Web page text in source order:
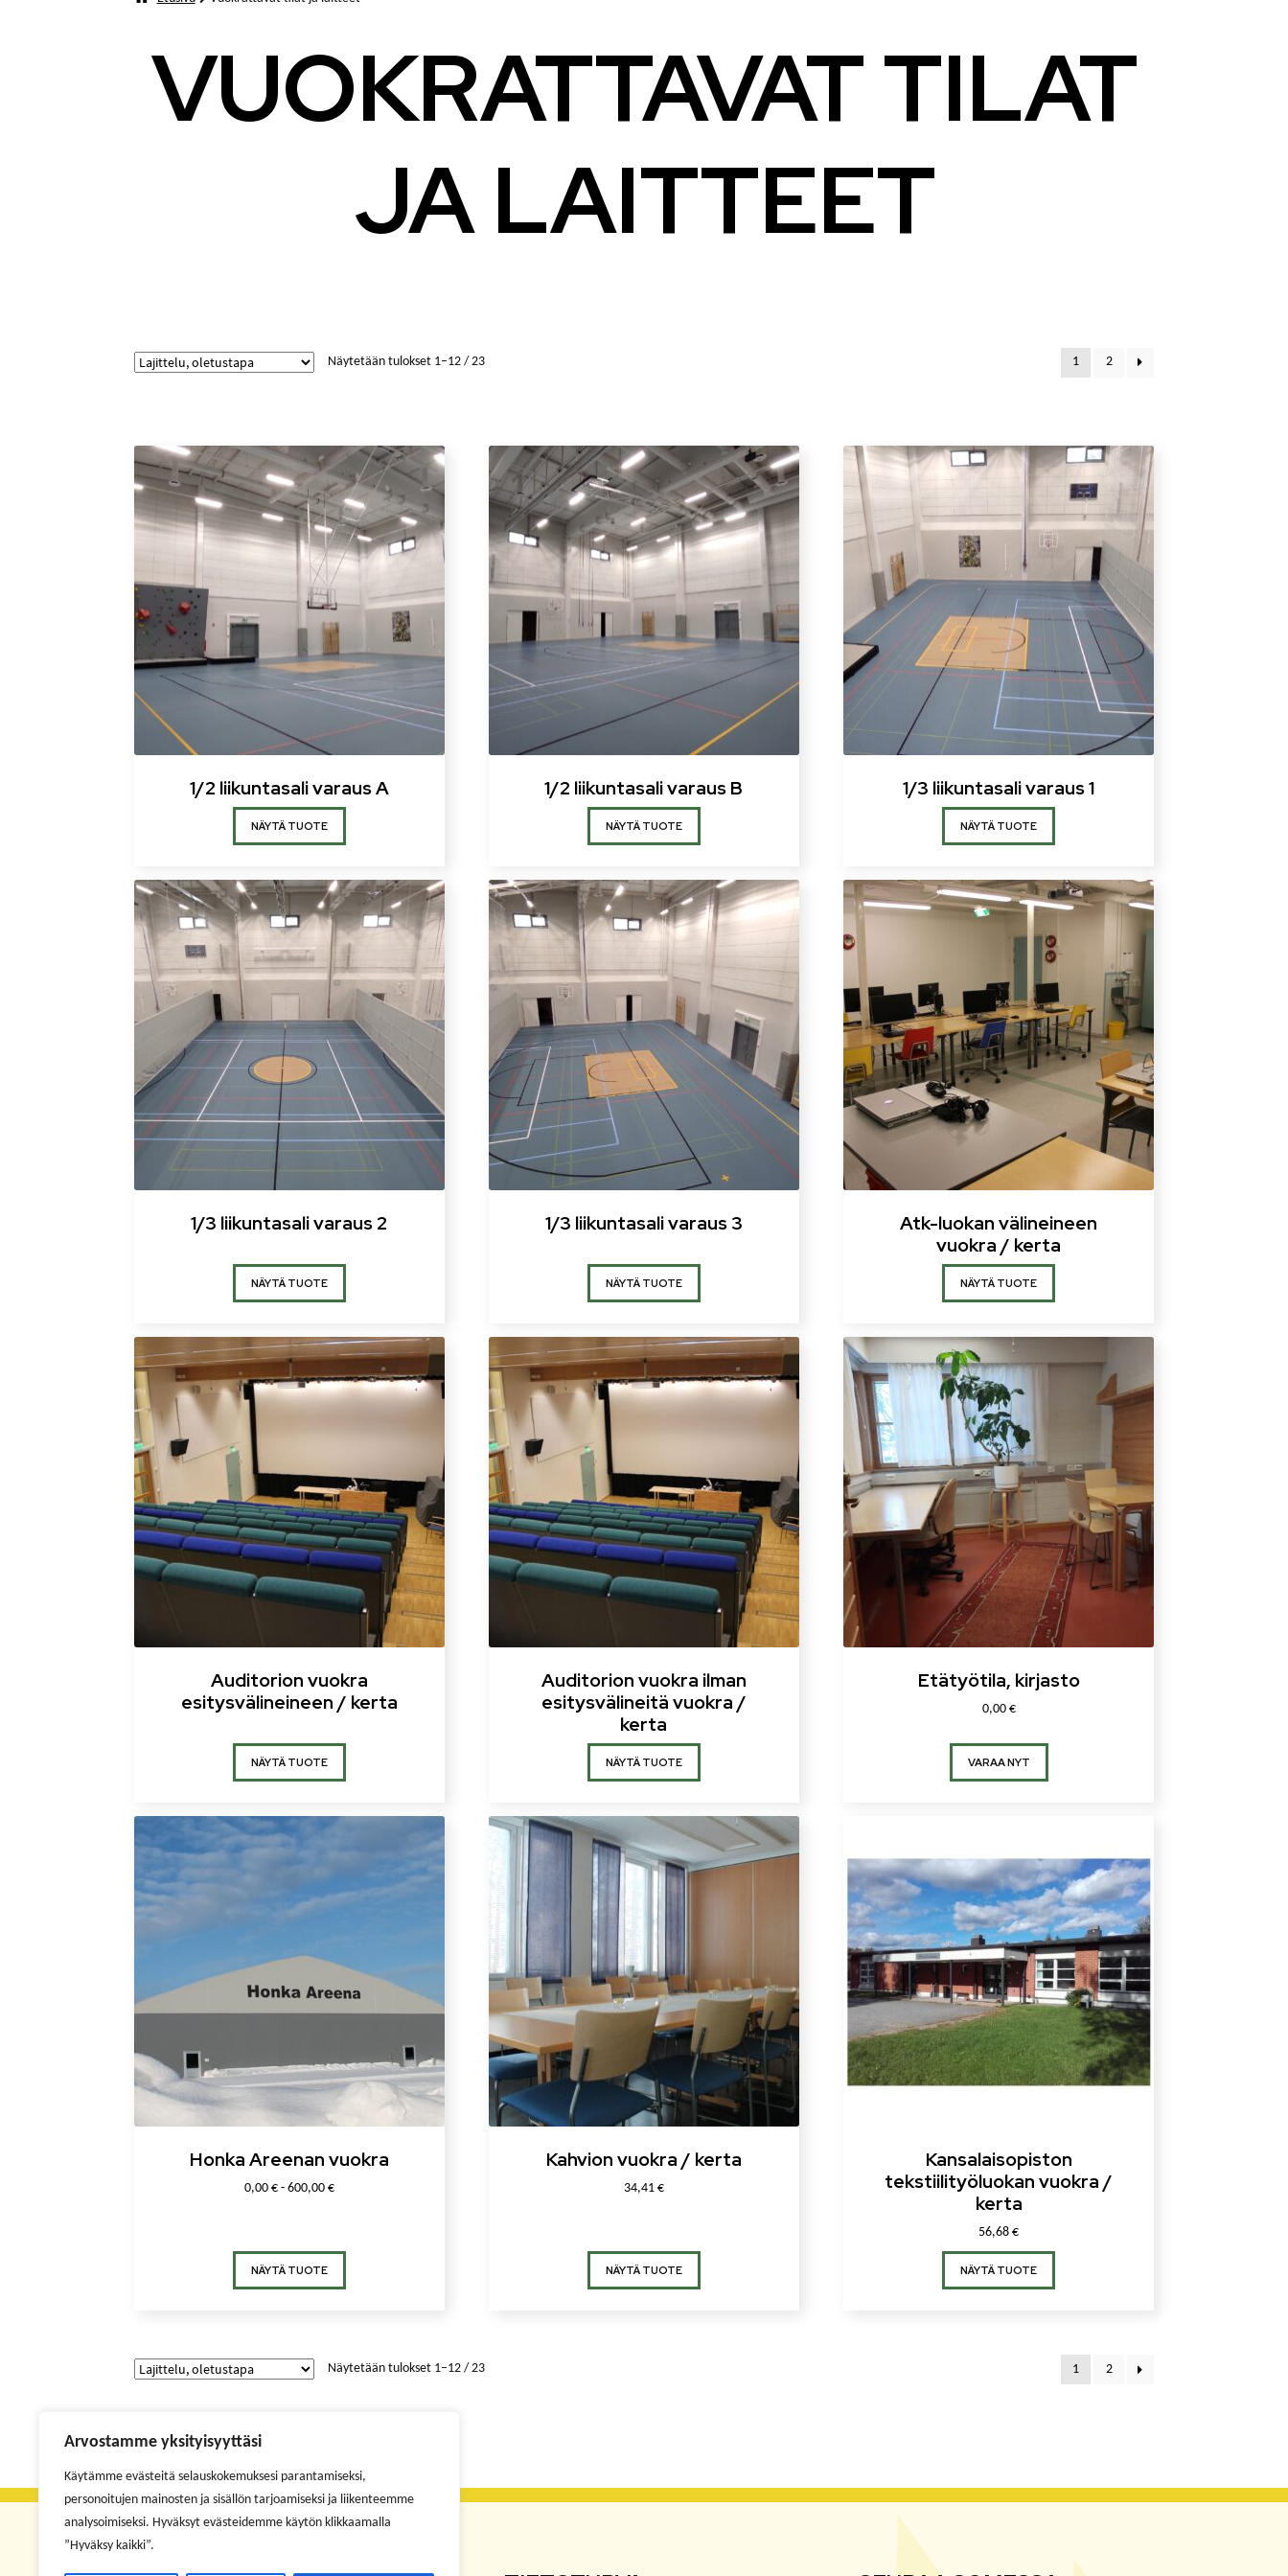
Arvostamme yksityisyyttäsi
Käytämme evästeitä selauskokemuksesi parantamiseksi,
personoitujen mainosten ja sisällön tarjoamiseksi ja liikenteemme
analysoimiseksi. Hyväksyt evästeidemme käytön klikkaamalla
”Hyväksy kaikki”.
VUOKRATTAVAT TILAT
JA LAITTEET
Näytetään tulokset 1–12 / 23 1 2
1/2 liikuntasali varaus A
NÄYTÄ TUOTE
1/2 liikuntasali varaus B
NÄYTÄ TUOTE
1/3 liikuntasali varaus 1
NÄYTÄ TUOTE
1/3 liikuntasali varaus 2
NÄYTÄ TUOTE
1/3 liikuntasali varaus 3
NÄYTÄ TUOTE
Atk-luokan välineineen
vuokra / kerta
NÄYTÄ TUOTE
Auditorion vuokra
esitysvälineineen / kerta
NÄYTÄ TUOTE
Auditorion vuokra ilman
esitysvälineitä vuokra /
kerta
NÄYTÄ TUOTE
Etätyötila, kirjasto
0,00 €
VARAA NYT
Honka Areenan vuokra
0,00 € - 600,00 €
NÄYTÄ TUOTE
Kahvion vuokra / kerta
34,41 €
NÄYTÄ TUOTE
Kansalaisopiston
tekstiilityöluokan vuokra /
kerta
56,68€
NÄYTÄ TUOTE
Näytetään tulokset 1–12 / 23 1 2